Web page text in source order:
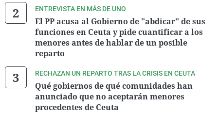
ENTREVISTA EN MÁS DE UNO
El PP acusa al Gobierno de "abdicar" de sus
funciones en Ceuta y pide cuantificar a los
menores antes de hablar de un posible
reparto
RECHAZAN UN REPARTO TRAS LA CRISIS EN CEUTA
Qué gobiernos de qué comunidades han
anunciado que no aceptarán menores
procedentes de Ceuta